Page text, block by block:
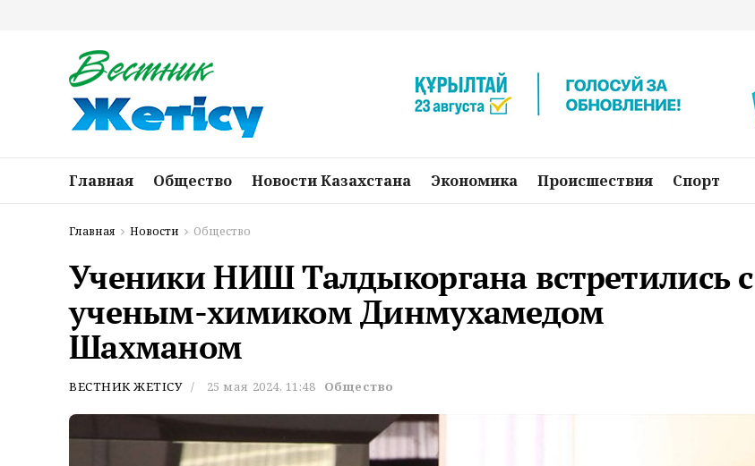
Главная Общество Новости Казахстана Экономика Происшествия Спорт
Главная Новости Общество
Ученики НИШ Талдыкоргана встретились с
ученым-химиком Динмухамедом
Шахманом
ВЕСТНИК ЖЕТІСУ 25 мая 2024, 11:48 Общество